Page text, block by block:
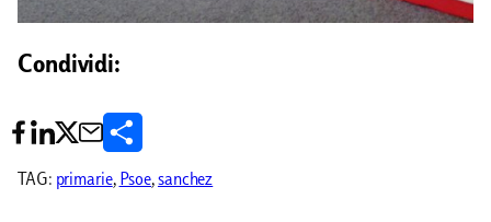
Condividi:
TAG: primarie, Psoe, sanchez